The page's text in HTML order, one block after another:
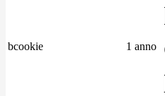
bcookie 1 anno